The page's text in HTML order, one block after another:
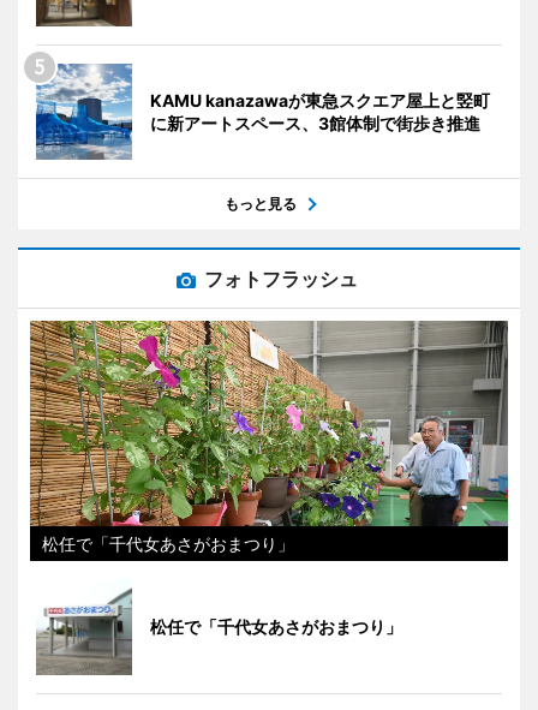
KAMU kanazawaが東急スクエア屋上と竪町
に新アートスペース、3館体制で街歩き推進
もっと見る
フォトフラッシュ
松任で「千代女あさがおまつり」
松任で「千代女あさがおまつり」